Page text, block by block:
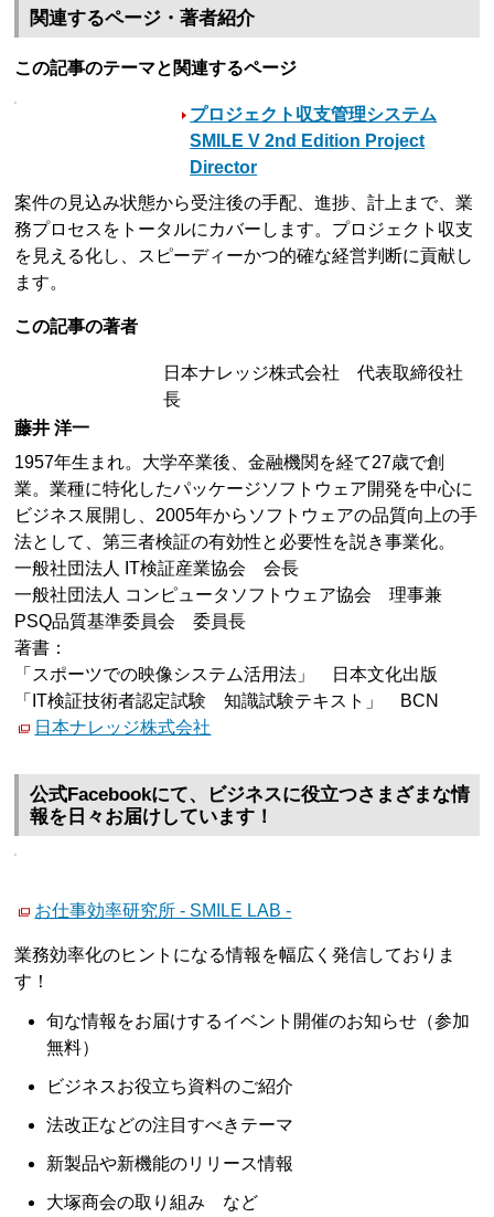
関連するページ・著者紹介
この記事のテーマと関連するページ
プロジェクト収支管理システム
SMILE V 2nd Edition Project
Director
案件の見込み状態から受注後の手配、進捗、計上まで、業
務プロセスをトータルにカバーします。プロジェクト収支
を見える化し、スピーディーかつ的確な経営判断に貢献し
ます。
この記事の著者
日本ナレッジ株式会社 代表取締役社
長
藤井 洋一
1957年生まれ。大学卒業後、金融機関を経て27歳で創
業。業種に特化したパッケージソフトウェア開発を中心に
ビジネス展開し、2005年からソフトウェアの品質向上の手
法として、第三者検証の有効性と必要性を説き事業化。
一般社団法人 IT検証産業協会 会長
一般社団法人 コンピュータソフトウェア協会 理事兼
PSQ品質基準委員会 委員長
著書：
「スポーツでの映像システム活用法」 日本文化出版
「IT検証技術者認定試験 知識試験テキスト」 BCN
日本ナレッジ株式会社
公式Facebookにて、ビジネスに役立つさまざまな情
報を日々お届けしています！
お仕事効率研究所 - SMILE LAB -
業務効率化のヒントになる情報を幅広く発信しておりま
す！
旬な情報をお届けするイベント開催のお知らせ（参加
無料）
ビジネスお役立ち資料のご紹介
法改正などの注目すべきテーマ
新製品や新機能のリリース情報
大塚商会の取り組み など